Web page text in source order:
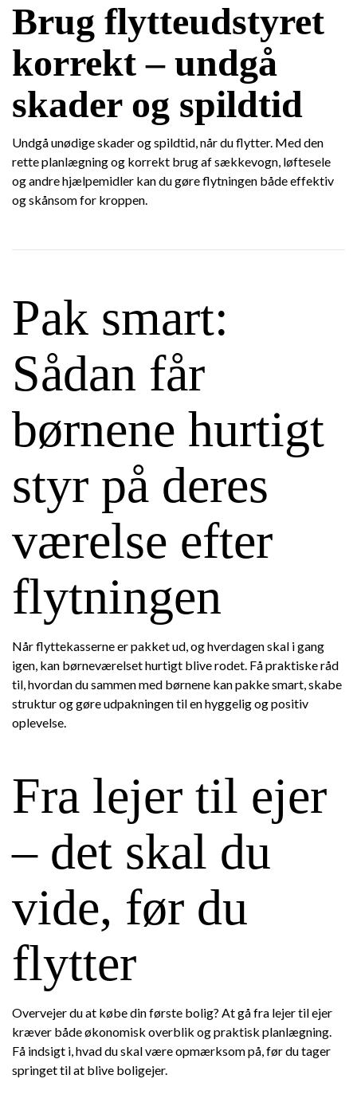
Brug flytteudstyret
korrekt – undgå
skader og spildtid
Undgå unødige skader og spildtid, når du flytter. Med den
rette planlægning og korrekt brug af sækkevogn, løftesele
og andre hjælpemidler kan du gøre flytningen både effektiv
og skånsom for kroppen.
Pak smart:
Sådan får
børnene hurtigt
styr på deres
værelse efter
flytningen
Når flyttekasserne er pakket ud, og hverdagen skal i gang
igen, kan børneværelset hurtigt blive rodet. Få praktiske råd
til, hvordan du sammen med børnene kan pakke smart, skabe
struktur og gøre udpakningen til en hyggelig og positiv
oplevelse.
Fra lejer til ejer
– det skal du
vide, før du
flytter
Overvejer du at købe din første bolig? At gå fra lejer til ejer
kræver både økonomisk overblik og praktisk planlægning.
Få indsigt i, hvad du skal være opmærksom på, før du tager
springet til at blive boligejer.